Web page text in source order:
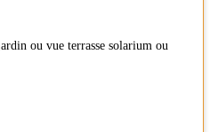
ou vue terrasse solarium ou